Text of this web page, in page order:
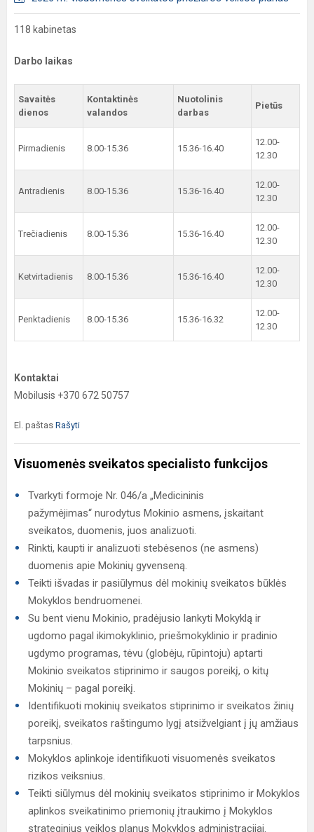
118 kabinetas
Darbo laikas
Savaitės
dienos
Kontaktinės
valandos
Nuotolinis
darbas
Pietūs
Pirmadienis 8.00-15.36 15.36-16.40
12.00-
12.30
Antradienis 8.00-15.36 15.36-16.40
12.00-
12.30
Trečiadienis 8.00-15.36 15.36-16.40
12.00-
12.30
Ketvirtadienis 8.00-15.36 15.36-16.40
12.00-
12.30
Penktadienis 8.00-15.36 15.36-16.32
12.00-
12.30
Kontaktai
Mobilusis +370 672 50757
El. paštas Rašyti
Visuomenės sveikatos specialisto funkcijos
Tvarkyti formoje Nr. 046/a „Medicininis
pažymėjimas“ nurodytus Mokinio asmens, įskaitant
sveikatos, duomenis, juos analizuoti.
Rinkti, kaupti ir analizuoti stebėsenos (ne asmens)
duomenis apie Mokinių gyvenseną.
Teikti išvadas ir pasiūlymus dėl mokinių sveikatos būklės
Mokyklos bendruomenei.
Su bent vienu Mokinio, pradėjusio lankyti Mokyklą ir
ugdomo pagal ikimokyklinio, priešmokyklinio ir pradinio
ugdymo programas, tėvu (globėju, rūpintoju) aptarti
Mokinio sveikatos stiprinimo ir saugos poreikį, o kitų
Mokinių – pagal poreikį.
Identifikuoti mokinių sveikatos stiprinimo ir sveikatos žinių
poreikį, sveikatos raštingumo lygį atsižvelgiant į jų amžiaus
tarpsnius.
Mokyklos aplinkoje identifikuoti visuomenės sveikatos
rizikos veiksnius.
Teikti siūlymus dėl mokinių sveikatos stiprinimo ir Mokyklos
aplinkos sveikatinimo priemonių įtraukimo į Mokyklos
strateginius veiklos planus Mokyklos administracijai.